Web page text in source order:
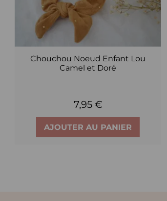
Chouchou Noeud Enfant Lou
Camel et Doré
7,95 €
AJOUTER AU PANIER